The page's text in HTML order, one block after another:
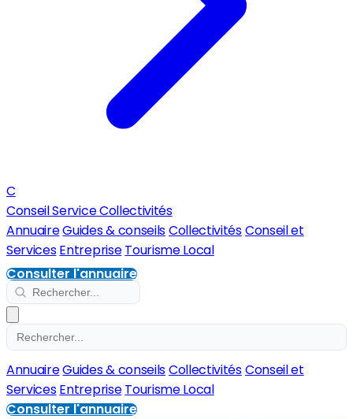
C
Conseil Service Collectivités
AnnuaireGuides & conseilsCollectivitésConseil et
ServicesEntreprise Tourisme Local
Consulter l'annuaire
AnnuaireGuides & conseilsCollectivitésConseil et
ServicesEntreprise Tourisme Local
Consulter l'annuaire